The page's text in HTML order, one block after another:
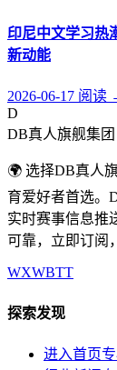
印尼中文学习热
新动能
2026-06-17 阅读
D
DB真人旗舰集团
🌍 选择DB真人
育爱好者首选。
实时赛事信息推
可靠，立即订阅
WXWBTT
探索发现
进入首页